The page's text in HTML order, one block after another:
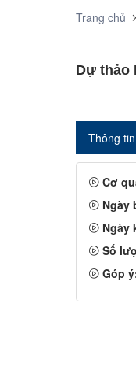
Trang chủ
Dự thảo
Thông
Cơ
Ngày
Ngày
Số
Góp